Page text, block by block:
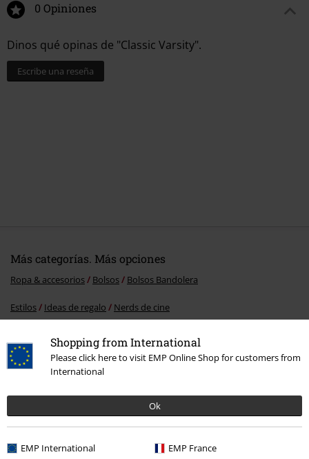
Shopping from International
Please click here to visit EMP Online Shop for customers from
International
Ok
EMP International EMP France
0 Opiniones
Dinos qué opinas de "Classic Varsity".
Escribe una reseña
Más categorías. Más opciones
Ropa & accesorios Bolsos Bolsos Bandolera
Estilos Ideas de regalo Nerds de cine
Ideas de regalo Nerds de videojuegos
Gaming Top gaming merch Retrogaming